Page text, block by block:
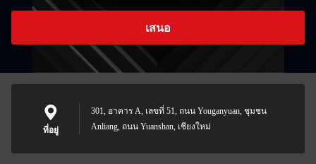
เสนอ
ที่อยู่
301, อาคาร A, เลขที่ 51, ถนน Youganyuan, ชุมชน
Anliang, ถนน Yuanshan, เชียงใหม่